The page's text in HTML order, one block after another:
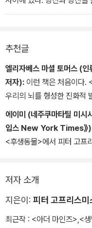
트머리 가지에서 만들어진
추천글
엘리자베스 마셜 토머스 (인
저자): 이런 책은 처음이다.
우리의 뇌를 형성한 진화적
한 발전에 대해 얼마나 많이
해를 더 깊어지게 할 것이다
통해 과학자와 비과학자 모
에이미 (네주쿠마타틸 미시
임스 New York Times》
<후생동물>에서 피터 고프
저자 소개
지은이: 피터 고프리스미
최근작 : <아더 마인즈> <